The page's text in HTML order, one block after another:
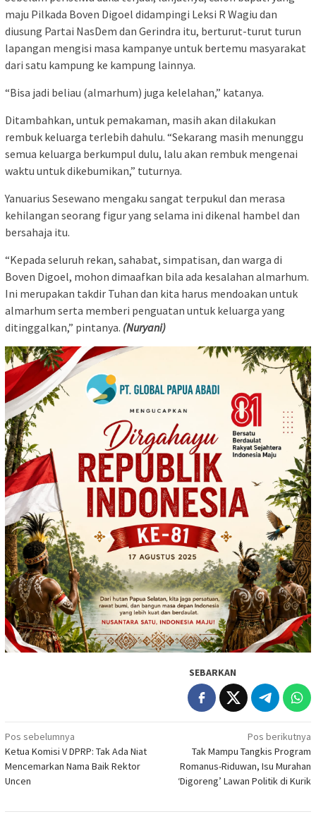
maju Pilkada Boven Digoel didampingi Leksi R Wagiu dan
diusung Partai NasDem dan Gerindra itu, berturut-turut turun
lapangan mengisi masa kampanye untuk bertemu masyarakat
dari satu kampung ke kampung lainnya.
“Bisa jadi beliau (almarhum) juga kelelahan,” katanya.
Ditambahkan, untuk pemakaman, masih akan dilakukan
rembuk keluarga terlebih dahulu. “Sekarang masih menunggu
semua keluarga berkumpul dulu, lalu akan rembuk mengenai
waktu untuk dikebumikan,” tuturnya.
Yanuarius Sesewano mengaku sangat terpukul dan merasa
kehilangan seorang figur yang selama ini dikenal hambel dan
bersahaja itu.
“Kepada seluruh rekan, sahabat, simpatisan, dan warga di
Boven Digoel, mohon dimaafkan bila ada kesalahan almarhum.
Ini merupakan takdir Tuhan dan kita harus mendoakan untuk
almarhum serta memberi penguatan untuk keluarga yang
ditinggalkan,” pintanya. (Nuryani)
SEBARKAN
Navigasi
pos
Pos sebelumnya
Ketua Komisi V DPRP: Tak Ada Niat
Mencemarkan Nama Baik Rektor
Uncen
Pos berikutnya
Tak Mampu Tangkis Program
Romanus-Riduwan, Isu Murahan
‘Digoreng’ Lawan Politik di Kurik